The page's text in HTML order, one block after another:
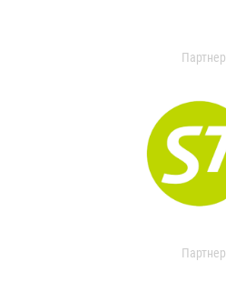
Партнер
Партнер